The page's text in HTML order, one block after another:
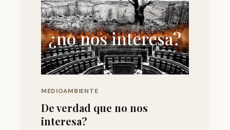
MEDIOAMBIENTE
De verdad que no nos
interesa?